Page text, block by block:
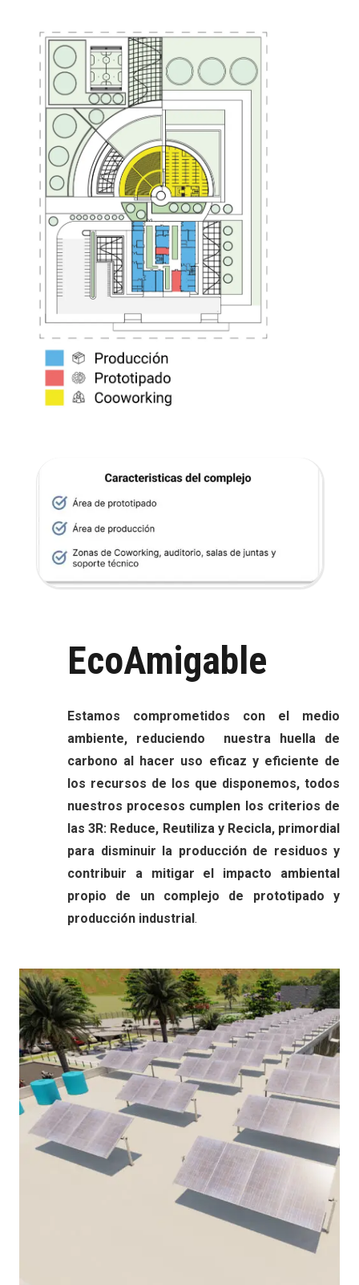
EcoAmigable
Estamos comprometidos con el medio
ambiente, reduciendo nuestra huella de
carbono al hacer uso eficaz y eficiente de
los recursos de los que disponemos, todos
nuestros procesos cumplen los criterios de
las 3R: Reduce, Reutiliza y Recicla, primordial
para disminuir la producción de residuos y
contribuir a mitigar el impacto ambiental
propio de un complejo de prototipado y
producción industrial .